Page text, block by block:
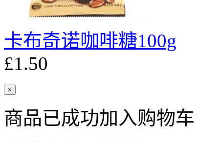
卡布奇诺咖啡糖100g
£1.50
×
商品已成功加入购物车